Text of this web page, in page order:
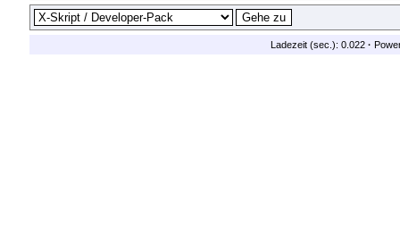
Ladezeit (sec.): 0.022 ·